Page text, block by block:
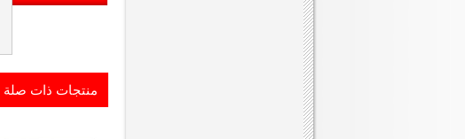
منتجات ذات صلة